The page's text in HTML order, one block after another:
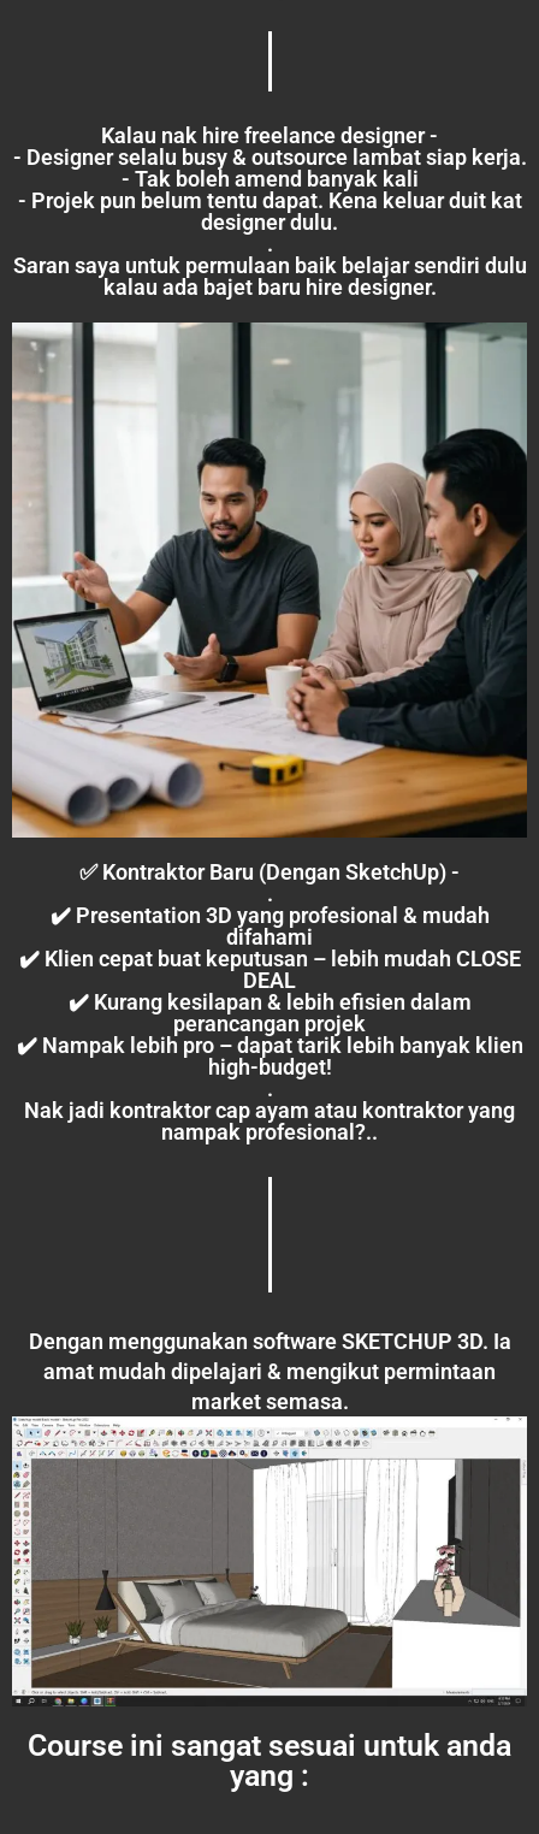
Kalau nak hire freelance designer -
- Designer selalu busy & outsource lambat siap kerja.
- Tak boleh amend banyak kali
- Projek pun belum tentu dapat. Kena keluar duit kat
designer dulu.
.
Saran saya untuk permulaan baik belajar sendiri dulu
kalau ada bajet baru hire designer.
✅ Kontraktor Baru (Dengan SketchUp) -
.
✔️ Presentation 3D yang profesional & mudah
difahami
✔️ Klien cepat buat keputusan – lebih mudah CLOSE
DEAL
✔️ Kurang kesilapan & lebih efisien dalam
perancangan projek
✔️ Nampak lebih pro – dapat tarik lebih banyak klien
high-budget!
.
Nak jadi kontraktor cap ayam atau kontraktor yang
nampak profesional?..
Dengan menggunakan software SKETCHUP 3D. Ia
amat mudah dipelajari & mengikut permintaan
market semasa.
Course ini sangat sesuai untuk anda
yang :